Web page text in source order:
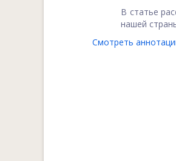
В статье
нашей
Смотреть